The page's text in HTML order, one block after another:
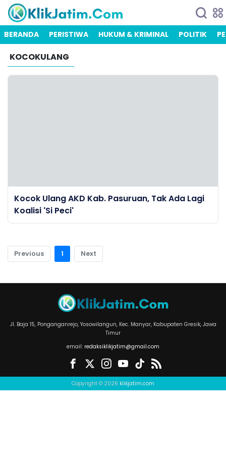
BERANDA PERISTIWA HUKUM & KRIMINAL POLITIK
KOCOKULANG
Kocok Ulang AKD Kab. Pasuruan, Tak Ada Lagi
Koalisi 'Si Peci'
Previous 1 Next
Jl. Baja 15, Ponganganrejo, Yosowilangun, Kec. Manyar, Kabupaten Gresik, Jawa
Timur
email: redaksiklikjatim@gmail.com
Copyright © 2026 klikjatim.com